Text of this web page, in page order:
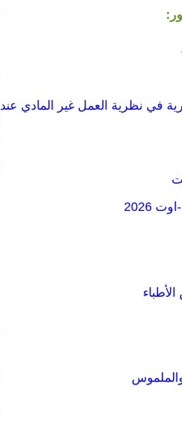
في نظرية العمل غير المادي عند
2026